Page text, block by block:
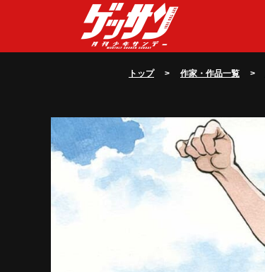
トップ> 作家・作品一覧 >